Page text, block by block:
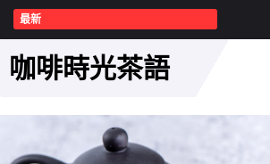
最新
咖啡時光茶語